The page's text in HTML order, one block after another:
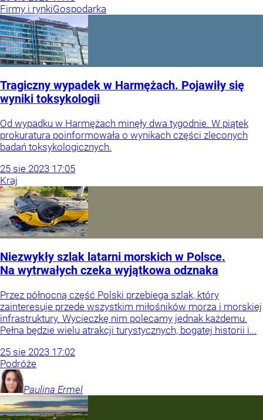
Firmy i rynkiGospodarka
Tragiczny wypadek w Harmężach. Pojawiły się
wyniki toksykologii
Od wypadku w Harmężach minęły dwa tygodnie. W piątek
prokuratura poinformowała o wynikach części zleconych
badań toksykologicznych.
25 sie 2023 17:05
Kraj
Niezwykły szlak latarni morskich w Polsce.
Na wytrwałych czeka wyjątkowa odznaka
Przez północną część Polski przebiega szlak, który
zainteresuje przede wszystkim miłośników morza i morskiej
infrastruktury. Wycieczkę nim polecamy jednak każdemu.
Pełna będzie wielu atrakcji turystycznych, bogatej historii i...
25 sie 2023 17:02
Podróże
Paulina Ermel